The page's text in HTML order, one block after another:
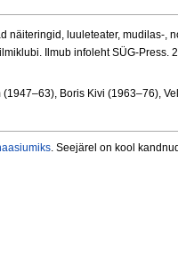
näiteringid, luuleteater, mudilas-,
Ilmub infoleht SÜG-
Boris Kivi (1963–76),
. Seejärel on kool